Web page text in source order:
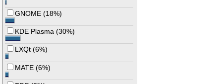
GNOME (18%)
KDE Plasma (30%)
LXQt (6%)
MATE (6%)